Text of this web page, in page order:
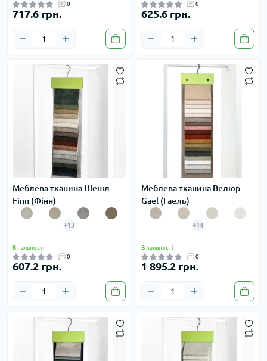
0
717.6 грн.
0
625.6 грн.
Меблева тканина Шеніл
Finn (Фінн)
+13
В наявності
0
607.2 грн.
Меблева тканина Велюр
Gael (Гаель)
+14
В наявності
0
1 895.2 грн.